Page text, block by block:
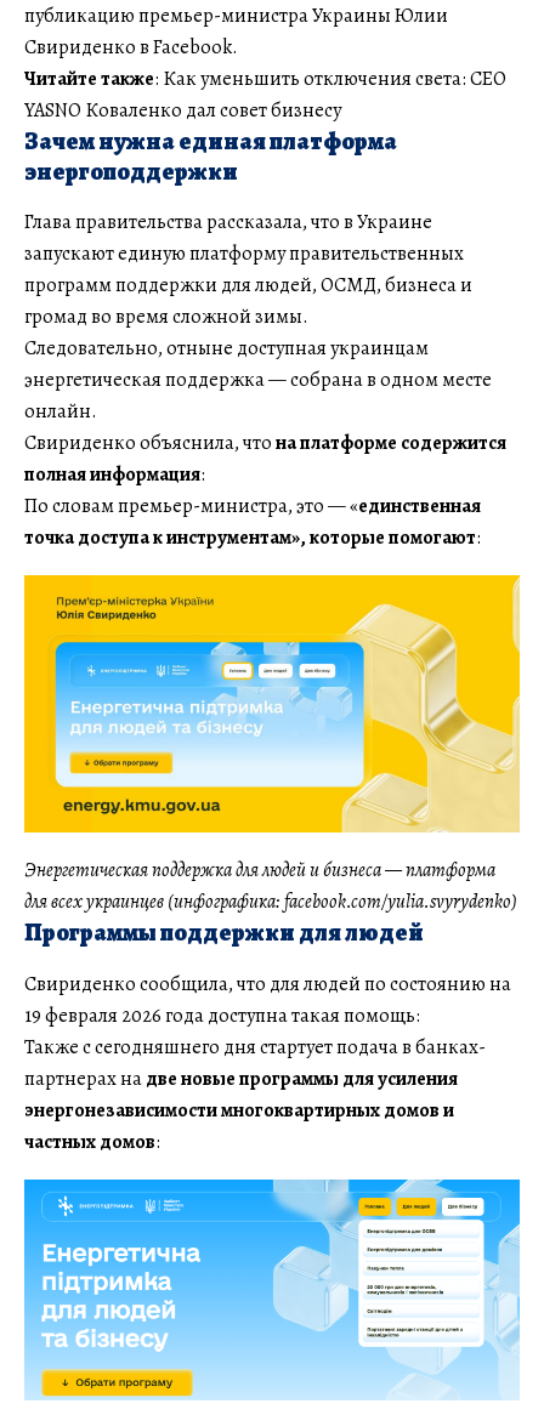
публикацию премьер-министра Украины Юлии
Свириденко в Facebook.
Читайте также: Как уменьшить отключения света: CEO
YASNO Коваленко дал совет бизнесу
Зачем нужна единая платформа
энергоподдержки
Глава правительства рассказала, что в Украине
запускают единую платформу правительственных
программ поддержки для людей, ОСМД, бизнеса и
громад во время сложной зимы.
Следовательно, отныне доступная украинцам
энергетическая поддержка — собрана в одном месте
онлайн.
Свириденко объяснила, чтона платформе содержится
полная информация:
По словам премьер-министра, это — «единственная
точка доступа к инструментам», которые помогают:
Энергетическая поддержка для людей и бизнеса — платформа
для всех украинцев (инфографика: facebook.com/yulia.svyrydenko)
Программы поддержки для людей
Свириденко сообщила, что для людей по состоянию на
19 февраля 2026 года доступна такая помощь:
Также с сегодняшнего дня стартует подача в банках-
партнерах надве новые программы для усиления
энергонезависимости многоквартирных домов и
частных домов: